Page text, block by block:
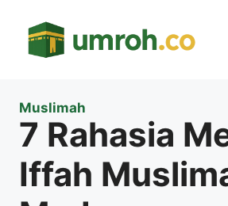
Muslimah
7 Rahasia
Iffah